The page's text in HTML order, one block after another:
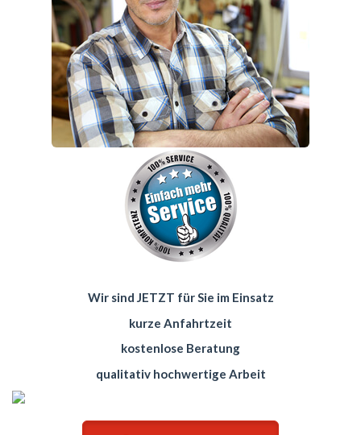
Wir sind JETZT für Sie im Einsatz
kurze Anfahrtzeit
kostenlose Beratung
qualitativ hochwertige Arbeit